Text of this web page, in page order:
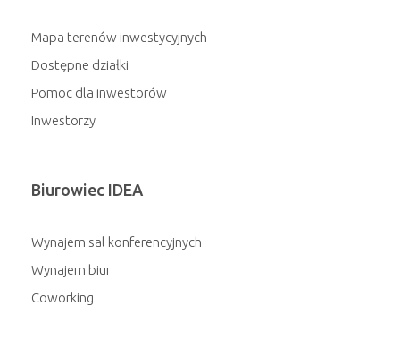
Mapa terenów inwestycyjnych
Dostępne działki
Pomoc dla inwestorów
Inwestorzy
Biurowiec IDEA
Wynajem sal konferencyjnych
Wynajem biur
Coworking